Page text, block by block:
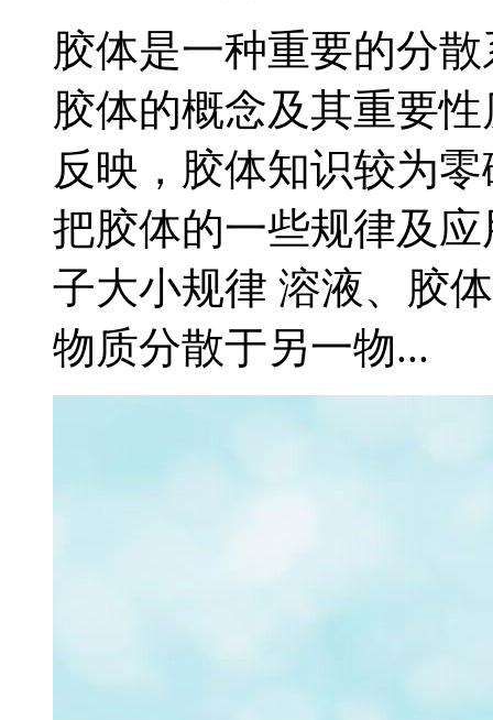
胶体是一种重要的分
胶体的概念及其重要
反映，胶体知识较为
把胶体的一些规律及
子大小规律 溶液、胶
物质分散于另一物...